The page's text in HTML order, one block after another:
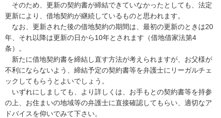
そのため、更新の契約書が締結できていなかったとしても、法定
更新により、借地契約が継続しているものと思われます。
なお、更新された後の借地契約の期間は、最初の更新のときは20
年、それ以降は更新の日から10年とされます（借地借家法第4
条）。
新たに借地契約書を締結し直す方法が考えられますが、お父様が
不利にならないよう、締結予定の契約書等を弁護士にリーガルチェ
ックしてもらうとよいでしょう。
いずれにしましても、より詳しくは、お手もとの契約書等を持参
の上、お住まいの地域等の弁護士に直接確認してもらい、適切なア
ドバイスを仰いでみて下さい。